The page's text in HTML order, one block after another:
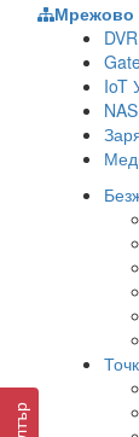
Мрежово
DVR
IoT